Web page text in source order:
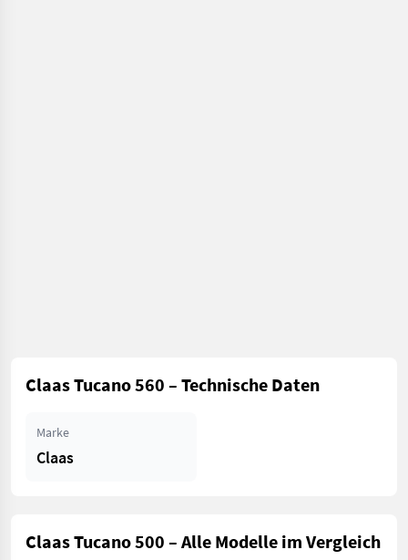
Claas Tucano 560 – Technische Daten
Marke
Claas
Claas Tucano 500 – Alle Modelle im Vergleich